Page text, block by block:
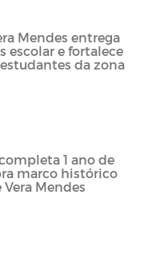
Mendes entrega
escolar e fortalece
da zona
1 ano de
marco histórico
Vera Mendes